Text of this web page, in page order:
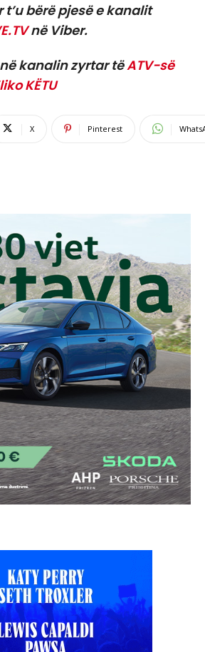
bërë pjesë e kanalit
në Viber.
kanalin zyrtar tëATV-së
KËTU
X Pinterest